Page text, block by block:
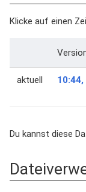
Klicke auf einen
aktuell
Du kannst diese